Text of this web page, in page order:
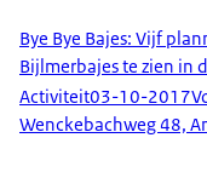
Bye Bye Bajes: Vijf
Bijlmerbajes te zien in
Activiteit03-10-2017
Wenckebachweg 48,